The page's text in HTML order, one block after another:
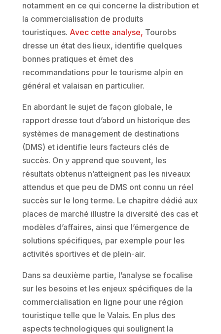
notamment en ce qui concerne la distribution et
la commercialisation de produits
touristiques. Avec cette analyse, Tourobs
dresse un état des lieux, identifie quelques
bonnes pratiques et émet des
recommandations pour le tourisme alpin en
général et valaisan en particulier.
En abordant le sujet de façon globale, le
rapport dresse tout d’abord un historique des
systèmes de management de destinations
(DMS) et identifie leurs facteurs clés de
succès. On y apprend que souvent, les
résultats obtenus n’atteignent pas les niveaux
attendus et que peu de DMS ont connu un réel
succès sur le long terme. Le chapitre dédié aux
places de marché illustre la diversité des cas et
modèles d’affaires, ainsi que l’émergence de
solutions spécifiques, par exemple pour les
activités sportives et de plein-air.
Dans sa deuxième partie, l’analyse se focalise
sur les besoins et les enjeux spécifiques de la
commercialisation en ligne pour une région
touristique telle que le Valais. En plus des
aspects technologiques qui soulignent la